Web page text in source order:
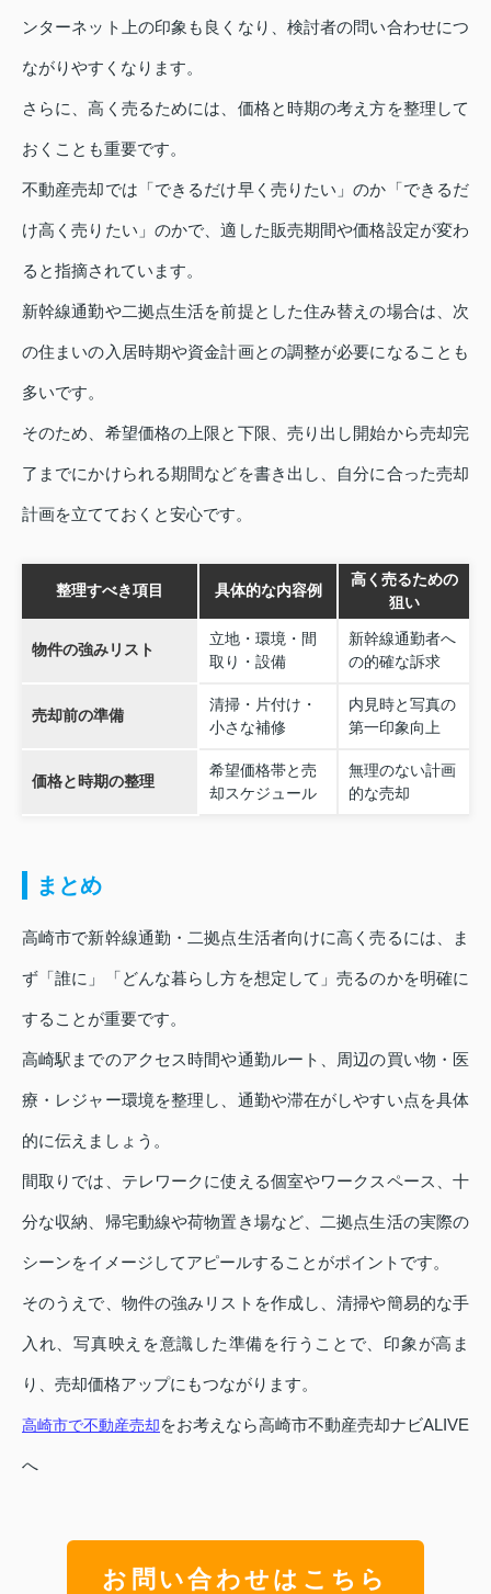
ンターネット上の印象も良くなり、検討者の問い合わせにつ
ながりやすくなります。
さらに、高く売るためには、価格と時期の考え方を整理して
おくことも重要です。
不動産売却では「できるだけ早く売りたい」のか「できるだ
け高く売りたい」のかで、適した販売期間や価格設定が変わ
ると指摘されています。
新幹線通勤や二拠点生活を前提とした住み替えの場合は、次
の住まいの入居時期や資金計画との調整が必要になることも
多いです。
そのため、希望価格の上限と下限、売り出し開始から売却完
了までにかけられる期間などを書き出し、自分に合った売却
計画を立てておくと安心です。
整理すべき項目 具体的な内容例
高く売るための
狙い
物件の強みリスト
立地・環境・間
取り・設備
新幹線通勤者へ
の的確な訴求
売却前の準備
清掃・片付け・
小さな補修
内見時と写真の
第一印象向上
価格と時期の整理
希望価格帯と売
却スケジュール
無理のない計画
的な売却
まとめ
高崎市で新幹線通勤・二拠点生活者向けに高く売るには、ま
ず「誰に」「どんな暮らし方を想定して」売るのかを明確に
することが重要です。
高崎駅までのアクセス時間や通勤ルート、周辺の買い物・医
療・レジャー環境を整理し、通勤や滞在がしやすい点を具体
的に伝えましょう。
間取りでは、テレワークに使える個室やワークスペース、十
分な収納、帰宅動線や荷物置き場など、二拠点生活の実際の
シーンをイメージしてアピールすることがポイントです。
そのうえで、物件の強みリストを作成し、清掃や簡易的な手
入れ、写真映えを意識した準備を行うことで、印象が高ま
り、売却価格アップにもつながります。
高崎市で不動産売却をお考えなら高崎市不動産売却ナビALIVE
へ
お問い合わせはこちら